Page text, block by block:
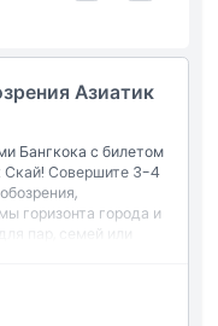
Азиатик
Бангкока с билетом
Скай! Совершите 3-4
горизонта города и
пар, семей или